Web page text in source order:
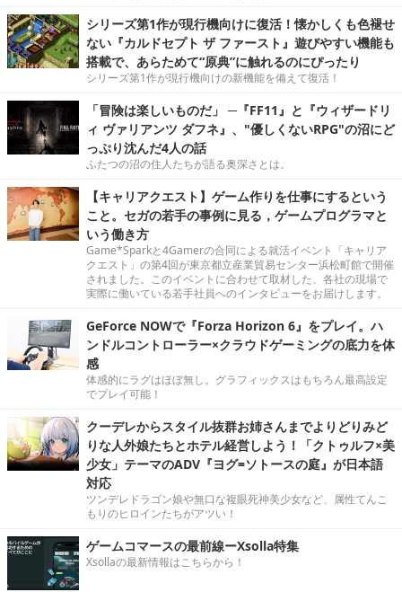
シリーズ第1作が現行機向けに復活！懐かしくも色褪せ
ない『カルドセプト ザ ファースト』遊びやすい機能も
搭載で、あらためて“原典”に触れるのにぴったり
シリーズ第1作が現行機向けの新機能を備えて復活！
「冒険は楽しいものだ」 ─『FF11』と『ウィザードリ
ィ ヴァリアンツ ダフネ』、"優しくないRPG"の沼にど
っぷり沈んだ4人の話
ふたつの沼の住人たちが語る奥深さとは。
【キャリアクエスト】ゲーム作りを仕事にするという
こと。セガの若手の事例に見る，ゲームプログラマと
いう働き方
Game*Sparkと4Gamerの合同による就活イベント「キャリア
クエスト」の第4回が東京都立産業貿易センター浜松町館で開催
されました。このイベントに合わせて取材した、各社の現場で
実際に働いている若手社員へのインタビューをお届けします。
GeForce NOWで『Forza Horizon 6』をプレイ。ハ
ンドルコントローラー×クラウドゲーミングの底力を体
感
体感的にラグはほぼ無し。グラフィックスはもちろん最高設定
でプレイ可能！
クーデレからスタイル抜群お姉さんまでよりどりみど
りな人外娘たちとホテル経営しよう！「クトゥルフ×美
少女」テーマのADV『ヨグ=ソトースの庭』が日本語
対応
ツンデレドラゴン娘や無口な複眼死神美少女など、属性てんこ
もりのヒロインたちがアツい！
ゲームコマースの最前線ーXsolla特集
Xsollaの最新情報はこちらから！